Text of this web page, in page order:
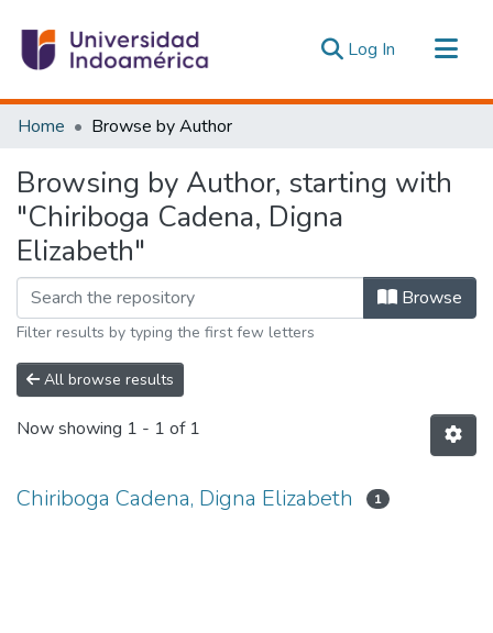
Log In (current)
Communities & Collections
Estadísticas Externas
Home Browse by Author
Browsing by Author, starting with
"Chiriboga Cadena, Digna
Elizabeth"
Browse
Filter results by typing the first few letters
All browse results
Now showing 1 - 1 of 1
Chiriboga Cadena, Digna Elizabeth 1